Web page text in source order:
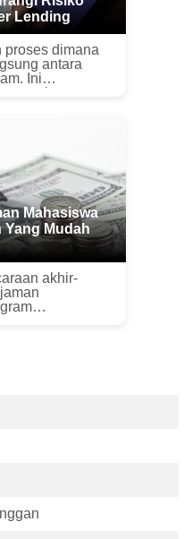
Lending
proses dimana
antara
Ini
untuk
Mahasiswa
Yang Mudah
akhir-